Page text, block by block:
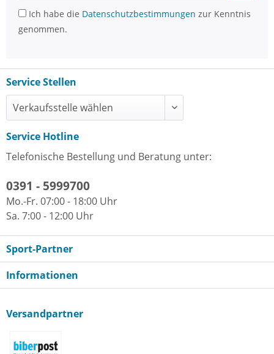
Ich habe die Datenschutzbestimmungen zur Kenntnis
genommen.
Service Stellen
Service Hotline
Telefonische Bestellung und Beratung unter:
0391 - 5999700
Mo.-Fr. 07:00 - 18:00 Uhr
Sa. 7:00 - 12:00 Uhr
Sport-Partner
Informationen
Versandpartner